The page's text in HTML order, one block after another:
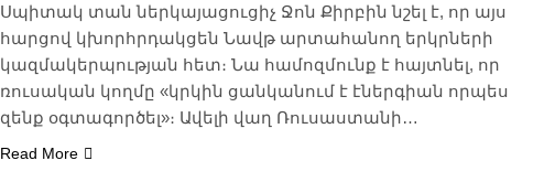
Սպիտակ տան ներկայացուցիչ Ջոն Քիրբին նշել է, որ այս
հարցով կխորհրդակցեն Նավթ արտահանող երկրների
կազմակերպության հետ։ Նա համոզմունք է հայտնել, որ
ռուսական կողմը «կրկին ցանկանում է էներգիան որպես
զենք օգտագործել»։ Ավելի վաղ Ռուսաստանի…
Read More